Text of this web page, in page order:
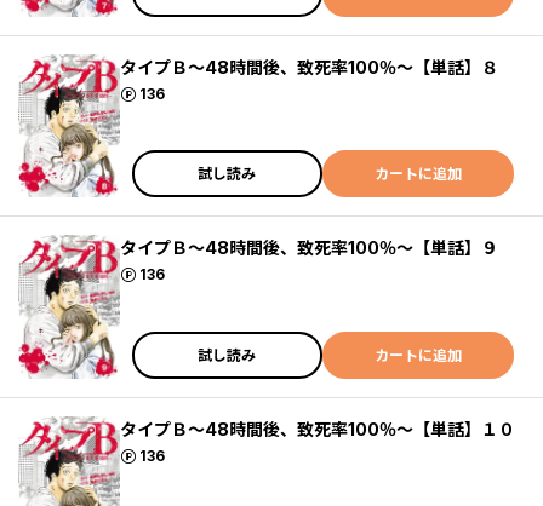
タイプＢ～48時間後、致死率100％～【単話】８
136
ポイント
試し読み カートに追加
タイプＢ～48時間後、致死率100％～【単話】９
136
ポイント
試し読み カートに追加
タイプＢ～48時間後、致死率100％～【単話】１０
136
ポイント